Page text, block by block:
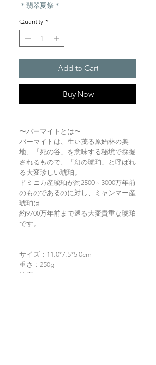
＊翡翠夏祭＊
Quantity *
Add to Cart
Buy Now
〜バーマイトとは〜
バーマイトは、生い茂る原始林の奥
地、「死の谷」を意味する秘境で採掘
されるもので、「幻の琥珀」と呼ばれ
る大変珍しい琥珀。
ドミニカ産琥珀が約2500～3000万年前
のものであるのに対し、ミャンマー産
琥珀は
約9700万年前まで遡る大変貴重な琥珀
です。
サイズ：11.0*7.5*5.0cm
重さ：250g
原石